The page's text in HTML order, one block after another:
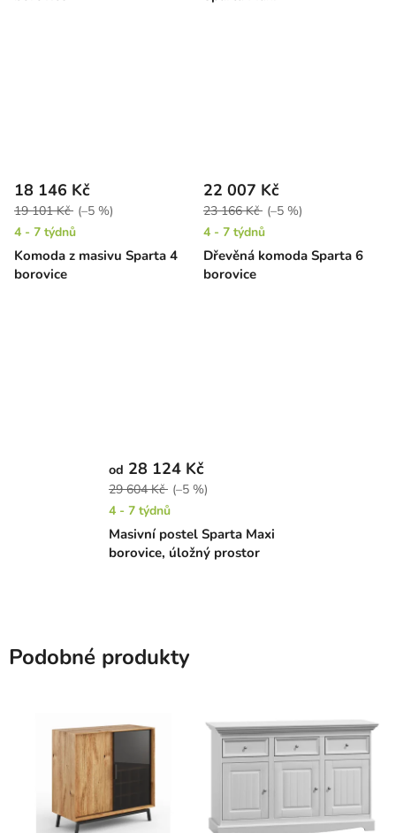
Komoda z masivu Sparta 4
borovice
18 146 Kč
19 101 Kč (–5 %)
4 - 7 týdnů
Dřevěná komoda Sparta 6
borovice
22 007 Kč
23 166 Kč (–5 %)
4 - 7 týdnů
Masivní postel Sparta Maxi
borovice, úložný prostor
od 28 124 Kč
29 604 Kč (–5 %)
4 - 7 týdnů
Podobné produkty